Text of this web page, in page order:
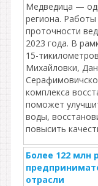
Медведица —
региона.
проточности
2023 года. В
15-
Михайловки,
комплекса
поможет
воды,
повысить
Более 122 млн
отрасли